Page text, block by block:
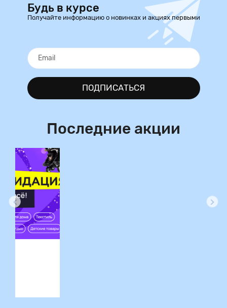
Будь в курсе
Получайте информацию о новинках и акциях первыми
ПОДПИСАТЬСЯ
Последние акции